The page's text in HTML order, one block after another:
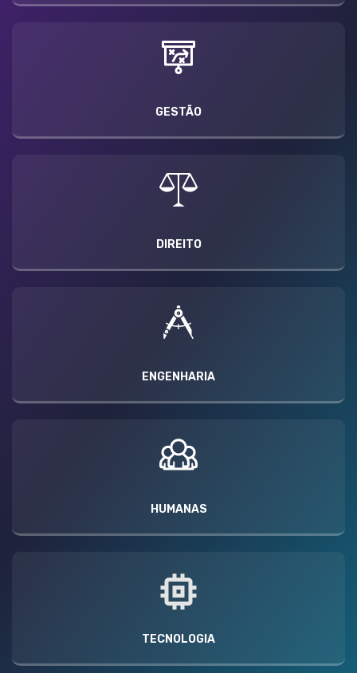
GESTÃO
DIREITO
ENGENHARIA
HUMANAS
TECNOLOGIA